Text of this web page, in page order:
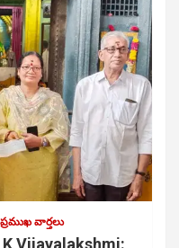
ప్రముఖ వార్తలు
Vijayalakshmi: